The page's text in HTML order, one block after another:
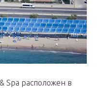
Spa расположен в